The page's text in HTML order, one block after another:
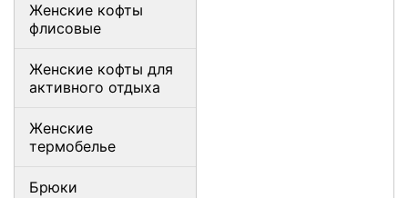
Женские кофты
флисовые
Женские кофты для
активного отдыха
Женские
термобелье
Брюки